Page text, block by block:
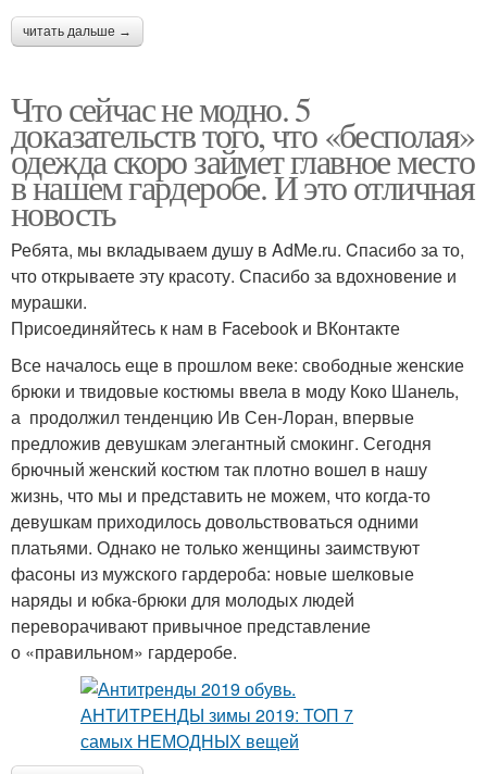
читать дальше →
Что сейчас не модно. 5
доказательств того, что «бесполая»
одежда скоро займет главное место
в нашем гардеробе. И это отличная
новость
Ребята, мы вкладываем душу в AdMe.ru. Cпасибо за то,
что открываете эту красоту. Спасибо за вдохновение и
мурашки.
Присоединяйтесь к нам в Facebook и ВКонтакте
Все началось еще в прошлом веке: свободные женские
брюки и твидовые костюмы ввела в моду Коко Шанель,
а продолжил тенденцию Ив Сен-Лоран, впервые
предложив девушкам элегантный смокинг. Сегодня
брючный женский костюм так плотно вошел в нашу
жизнь, что мы и представить не можем, что когда-то
девушкам приходилось довольствоваться одними
платьями. Однако не только женщины заимствуют
фасоны из мужского гардероба: новые шелковые
наряды и юбка-брюки для молодых людей
переворачивают привычное представление
о «правильном» гардеробе.